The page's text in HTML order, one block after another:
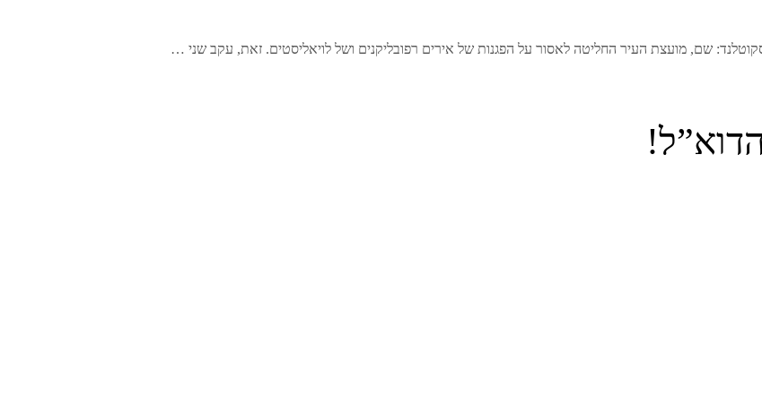
שם, מועצת העיר החליטה לאסור על הפגנות של אירים רפובליקנים ושל לויאליסטים. זאת, עקב שני …